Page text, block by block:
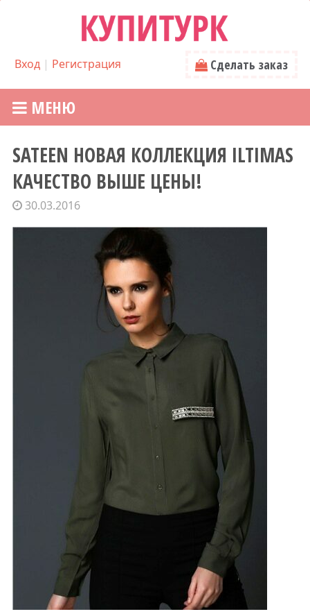
Вход| Регистрация Сделать заказ
МЕНЮ
SATEEN НОВАЯ КОЛЛЕКЦИЯ ILTIMAS
КАЧЕСТВО ВЫШЕ ЦЕНЫ!
30.03.2016